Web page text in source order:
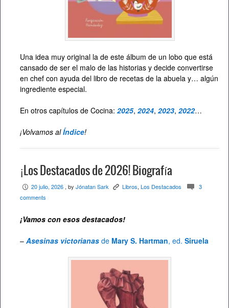
Una idea muy original la de este álbum de un lobo que está
cansado de ser el malo de las historias y decide convertirse
en chef con ayuda del libro de recetas de la abuela y… algún
ingrediente especial.
En otros capítulos de Cocina: 2025, 2024, 2023, 2022…
¡Volvamos alÍndice!
¡Los Destacados de 2026! Biografía
P 20 julio, 2026 , by Jónatan Sark K Libros, Los Destacados c 3
comments
¡Vamos con esos destacados!
– Asesinas victorianas de Mary S. Hartman, ed. Siruela